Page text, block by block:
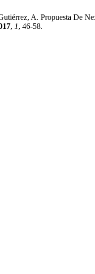
A. Propuesta De
, 1, 46-58.